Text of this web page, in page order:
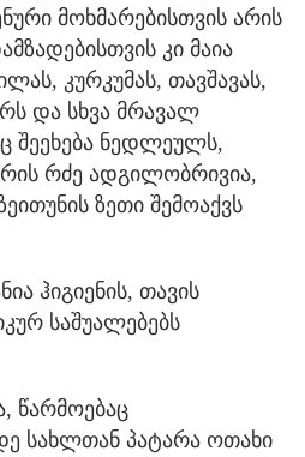
მოხმარებისთვის არის
კი მაია
კურკუმას, თავშავას,
და სხვა მრავალ
შეეხება ნედლეულს,
რძე ადგილობრივია,
ზეთი შემოაქვს
ჰიგიენის, თავის
საშუალებებს
წარმოებაც
სახლთან პატარა ოთახი